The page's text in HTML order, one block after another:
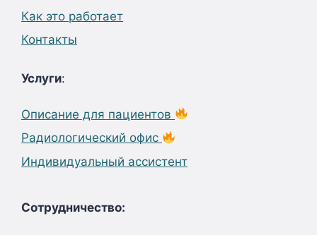
Как это работает
Контакты
Услуги:
Описание для пациентов
Радиологический офис
Индивидуальный ассистент
Сотрудничество: